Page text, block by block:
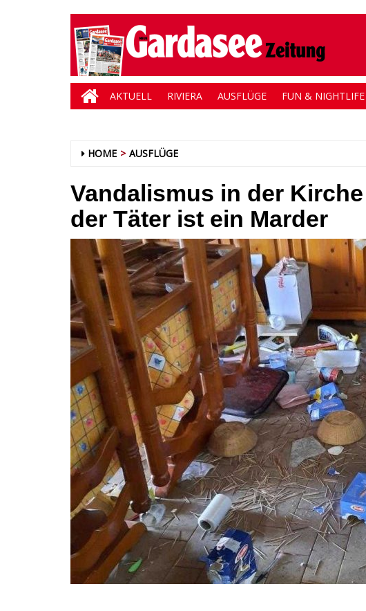
AKTUELL RIVIERA AUSFLÜGE FUN & NIGHTLIFE
HOME AUSFLÜGE
Vandalismus in der
der Täter ist ein Marder